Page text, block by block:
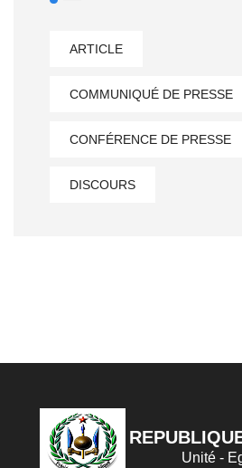
ARTICLE
COMMUNIQUÉ DE PRESSE
CONFÉRENCE DE PRESSE
DISCOURS
Unité -